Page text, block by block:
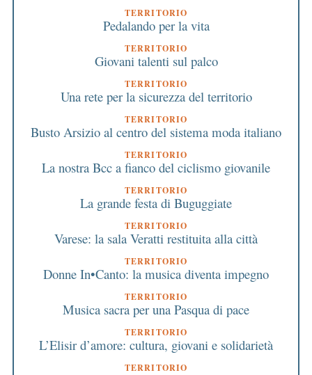
TERRITORIO
Pedalando per la vita
TERRITORIO
Giovani talenti sul palco
TERRITORIO
Una rete per la sicurezza del territorio
TERRITORIO
Busto Arsizio al centro del sistema moda italiano
TERRITORIO
La nostra Bcc a fianco del ciclismo giovanile
TERRITORIO
La grande festa di Buguggiate
TERRITORIO
Varese: la sala Veratti restituita alla città
TERRITORIO
Donne In•Canto: la musica diventa impegno
TERRITORIO
Musica sacra per una Pasqua di pace
TERRITORIO
L’Elisir d’amore: cultura, giovani e solidarietà
TERRITORIO